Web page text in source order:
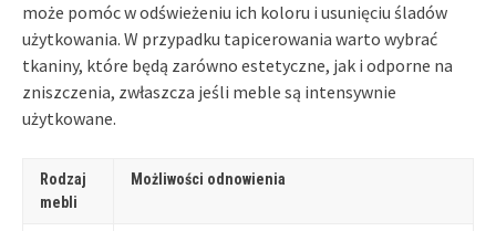
może pomóc w odświeżeniu ich koloru i usunięciu śladów
użytkowania. W przypadku tapicerowania warto wybrać
tkaniny, które będą zarówno estetyczne, jak i odporne na
zniszczenia, zwłaszcza jeśli meble są intensywnie
użytkowane.
Rodzaj
mebli
Możliwości odnowienia